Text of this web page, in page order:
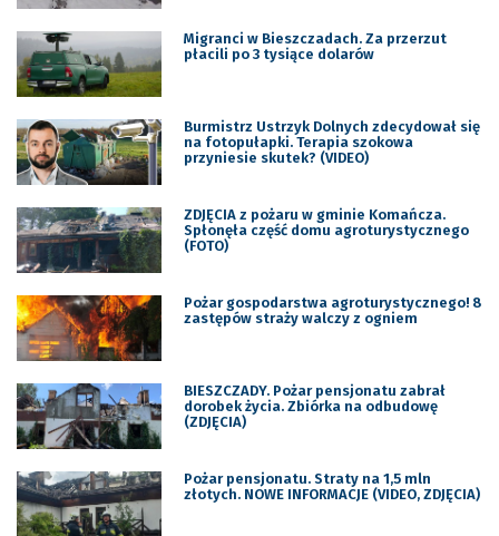
Migranci w Bieszczadach. Za przerzut
płacili po 3 tysiące dolarów
Burmistrz Ustrzyk Dolnych zdecydował się
na fotopułapki. Terapia szokowa
przyniesie skutek? (VIDEO)
ZDJĘCIA z pożaru w gminie Komańcza.
Spłonęła część domu agroturystycznego
(FOTO)
Pożar gospodarstwa agroturystycznego! 8
zastępów straży walczy z ogniem
BIESZCZADY. Pożar pensjonatu zabrał
dorobek życia. Zbiórka na odbudowę
(ZDJĘCIA)
Pożar pensjonatu. Straty na 1,5 mln
złotych. NOWE INFORMACJE (VIDEO, ZDJĘCIA)